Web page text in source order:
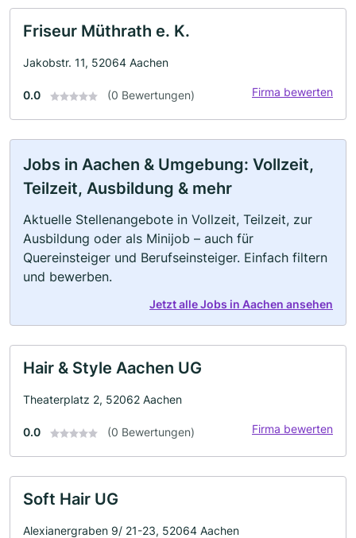
Friseur Müthrath e. K.
Jakobstr. 11, 52064 Aachen
0.0 (0 Bewertungen) Firma bewerten
Jobs in Aachen & Umgebung: Vollzeit,
Teilzeit, Ausbildung & mehr
Aktuelle Stellenangebote in Vollzeit, Teilzeit, zur
Ausbildung oder als Minijob – auch für
Quereinsteiger und Berufseinsteiger. Einfach filtern
und bewerben.
Jetzt alle Jobs in Aachen ansehen
Hair & Style Aachen UG
Theaterplatz 2, 52062 Aachen
0.0 (0 Bewertungen) Firma bewerten
Soft Hair UG
Alexianergraben 9/ 21-23, 52064 Aachen